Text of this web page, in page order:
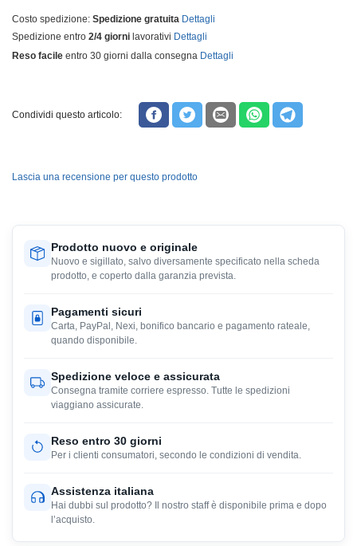
Costo spedizione: Spedizione gratuita Dettagli
Spedizione entro 2/4 giorni lavorativi Dettagli
Reso facile entro 30 giorni dalla consegna Dettagli
Condividi questo articolo:
Lascia una recensione per questo prodotto
Prodotto nuovo e originale
Nuovo e sigillato, salvo diversamente specificato nella scheda
prodotto, e coperto dalla garanzia prevista.
Pagamenti sicuri
Carta, PayPal, Nexi, bonifico bancario e pagamento rateale,
quando disponibile.
Spedizione veloce e assicurata
Consegna tramite corriere espresso. Tutte le spedizioni
viaggiano assicurate.
Reso entro 30 giorni
Per i clienti consumatori, secondo le condizioni di vendita.
Assistenza italiana
Hai dubbi sul prodotto? Il nostro staff è disponibile prima e dopo
l’acquisto.